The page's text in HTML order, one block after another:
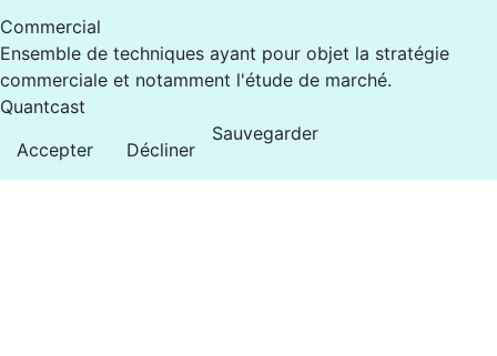
Commercial
Ensemble de techniques ayant pour objet la stratégie
commerciale et notamment l'étude de marché.
Quantcast
Accepter
Décliner
Sauvegarder